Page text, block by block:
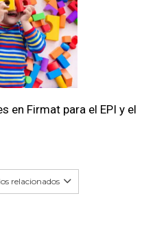
en Firmat para el EPI y el
relacionados